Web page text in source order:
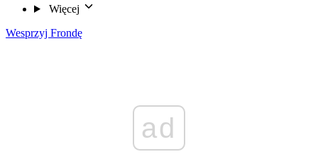
Więcej
Wesprzyj Frondę
ad